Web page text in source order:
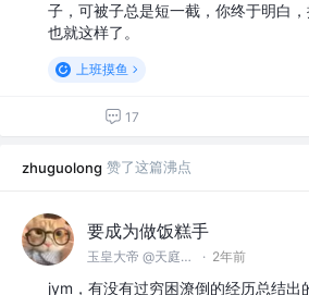
子，可被子总是短一截，你终于明白
也就这样了。
上班摸鱼
17
zhuguolong 赞了这篇沸点
要成为做饭糕手
玉皇大帝 @天庭办事处 · 2年前
jym，有没有过穷困潦倒的经历总结出